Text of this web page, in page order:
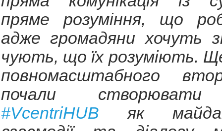
пряме розуміння, що
адже громадяни хочуть
чують, що їх розуміють.
повномасштабного
почали створювати
#VcentriHUB як